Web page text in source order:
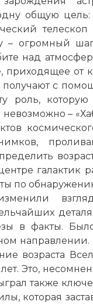
общую
– огромный
над
приходящее от
получают с
роль,
–
галактик
по
в факты.
возраста
Это,
также
которая